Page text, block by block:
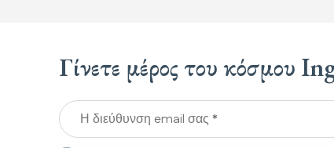
Γίνετε μέρος του κόσμου
Η διεύθυνση email σας *